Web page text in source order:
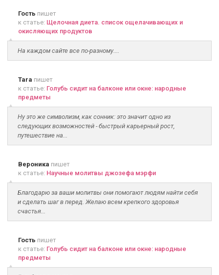
Гость пишет
к статье: Щелочная диета. список ощелачивающих и
окисляющих продуктов
На каждом сайте все по-разному....
Tara пишет
к статье: Голубь сидит на балконе или окне: народные
предметы
Ну это же символизм, как сонник: это значит одно из
следующих возможностей - быстрый карьерный рост,
путешествие на...
Вероника пишет
к статье: Научные молитвы джозефа мэрфи
Благодарю за ваши молитвы они помогают людям найти себя
и сделать шаг в перед. Желаю всем крепкого здоровья
счастья...
Гость пишет
к статье: Голубь сидит на балконе или окне: народные
предметы